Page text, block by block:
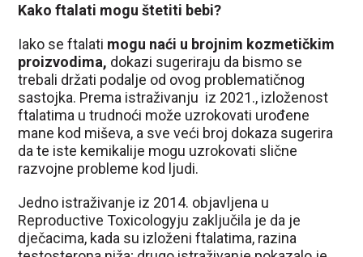
Kako ftalati mogu štetiti bebi?
Iako se ftalati mogu naći u brojnim kozmetičkim
proizvodima, dokazi sugeriraju da bismo se
trebali držati podalje od ovog problematičnog
sastojka. Prema istraživanju iz 2021., izloženost
ftalatima u trudnoći može uzrokovati urođene
mane kod miševa, a sve veći broj dokaza sugerira
da te iste kemikalije mogu uzrokovati slične
razvojne probleme kod ljudi.
Jedno istraživanje iz 2014. objavljena u
Reproductive Toxicologyju zaključila je da je
dječacima, kada su izloženi ftalatima, razina